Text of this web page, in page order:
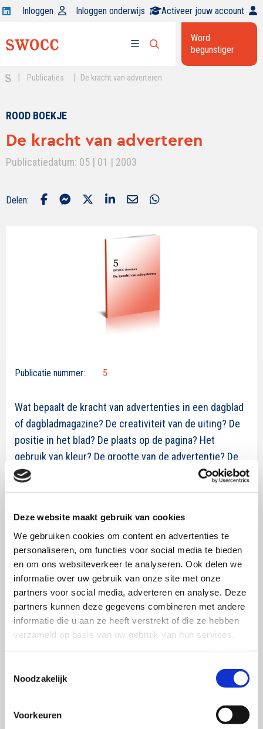
Deze website maakt gebruik van cookies
We gebruiken cookies om content en advertenties te
personaliseren, om functies voor social media te bieden
en om ons websiteverkeer te analyseren. Ook delen we
informatie over uw gebruik van onze site met onze
partners voor social media, adverteren en analyse. Deze
partners kunnen deze gegevens combineren met andere
informatie die u aan ze heeft verstrekt of die ze hebben
verzameld op basis van uw gebruik van hun services.
Noodzakelijk
Voorkeuren
Open
op
Inloggen Inloggen onderwijs Activeer jouw account
menu
Open
zoekbalk
Word
begunstiger
Publicaties De kracht van adverteren
ROOD BOEKJE
De kracht van adverteren
Publicatiedatum: 05 | 01 | 2003
Delen:
Publicatie nummer: 5
Wat bepaalt de kracht van advertenties in een dagblad
of dagbladmagazine? De creativiteit van de uiting? De
positie in het blad? De plaats op de pagina? Het
gebruik van kleur? De grootte van de advertentie? De
wijze waarop de adverteerder de consument probeert
te overtuigen?
Deze vragen worden in dit vijfde SWOCC-dossier
beantwoord aan de hand van de analyse van de
gegevens van het Reclame Reactie Onderzoek (RRO)
van PCM Landelijke Dagbladen. Uit de resultaten blijkt
onder andere dat advertenties in latere katernen (dus
achterin de krant) een lager bereik hebben dan de
advertenties die voorin de krant staan. Ook hebben
advertenties in dunnere dagbladen een hoger bereik
Wil je meer lezen over de kracht van advertenties,
begunstiger? Klik